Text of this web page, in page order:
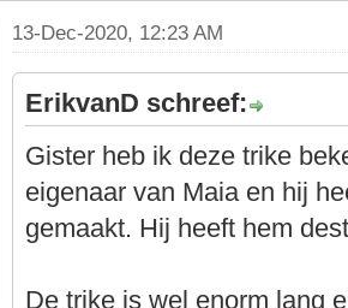
13-Dec-2020, 12:23 AM
ErikvanD schreef:
Gister heb ik deze trike
eigenaar van Maia en hij
gemaakt. Hij heeft hem
De trike is wel enorm lang